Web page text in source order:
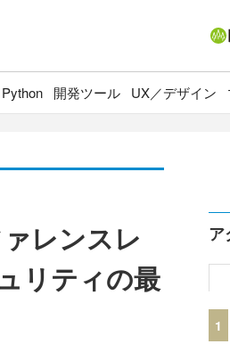
Python 開発ツール UX／デザイン
レンスレ
リティの最
ア
1